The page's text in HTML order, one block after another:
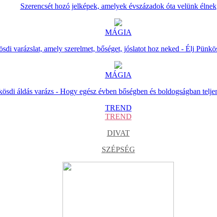
Szerencsét hozó jelképek, amelyek évszázadok óta velünk élnek
MÁGIA
varázslat, amely szerelmet, bőséget, jóslatot hoz neked - Élj
MÁGIA
áldás varázs - Hogy egész évben bőségben és boldogságban
TREND
TREND
DIVAT
SZÉPSÉG